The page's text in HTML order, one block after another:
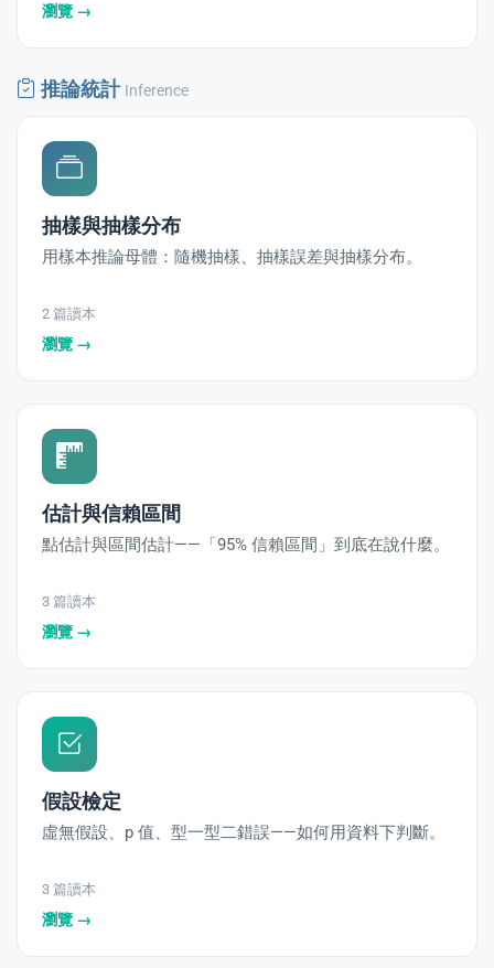
瀏覽 →
推論統計 Inference
抽樣與抽樣分布
用樣本推論母體：隨機抽樣、抽樣誤差與抽樣分布。
2 篇讀本
瀏覽 →
估計與信賴區間
點估計與區間估計——「95% 信賴區間」到底在說什麼。
3 篇讀本
瀏覽 →
假設檢定
虛無假設、p 值、型一型二錯誤——如何用資料下判斷。
3 篇讀本
瀏覽 →